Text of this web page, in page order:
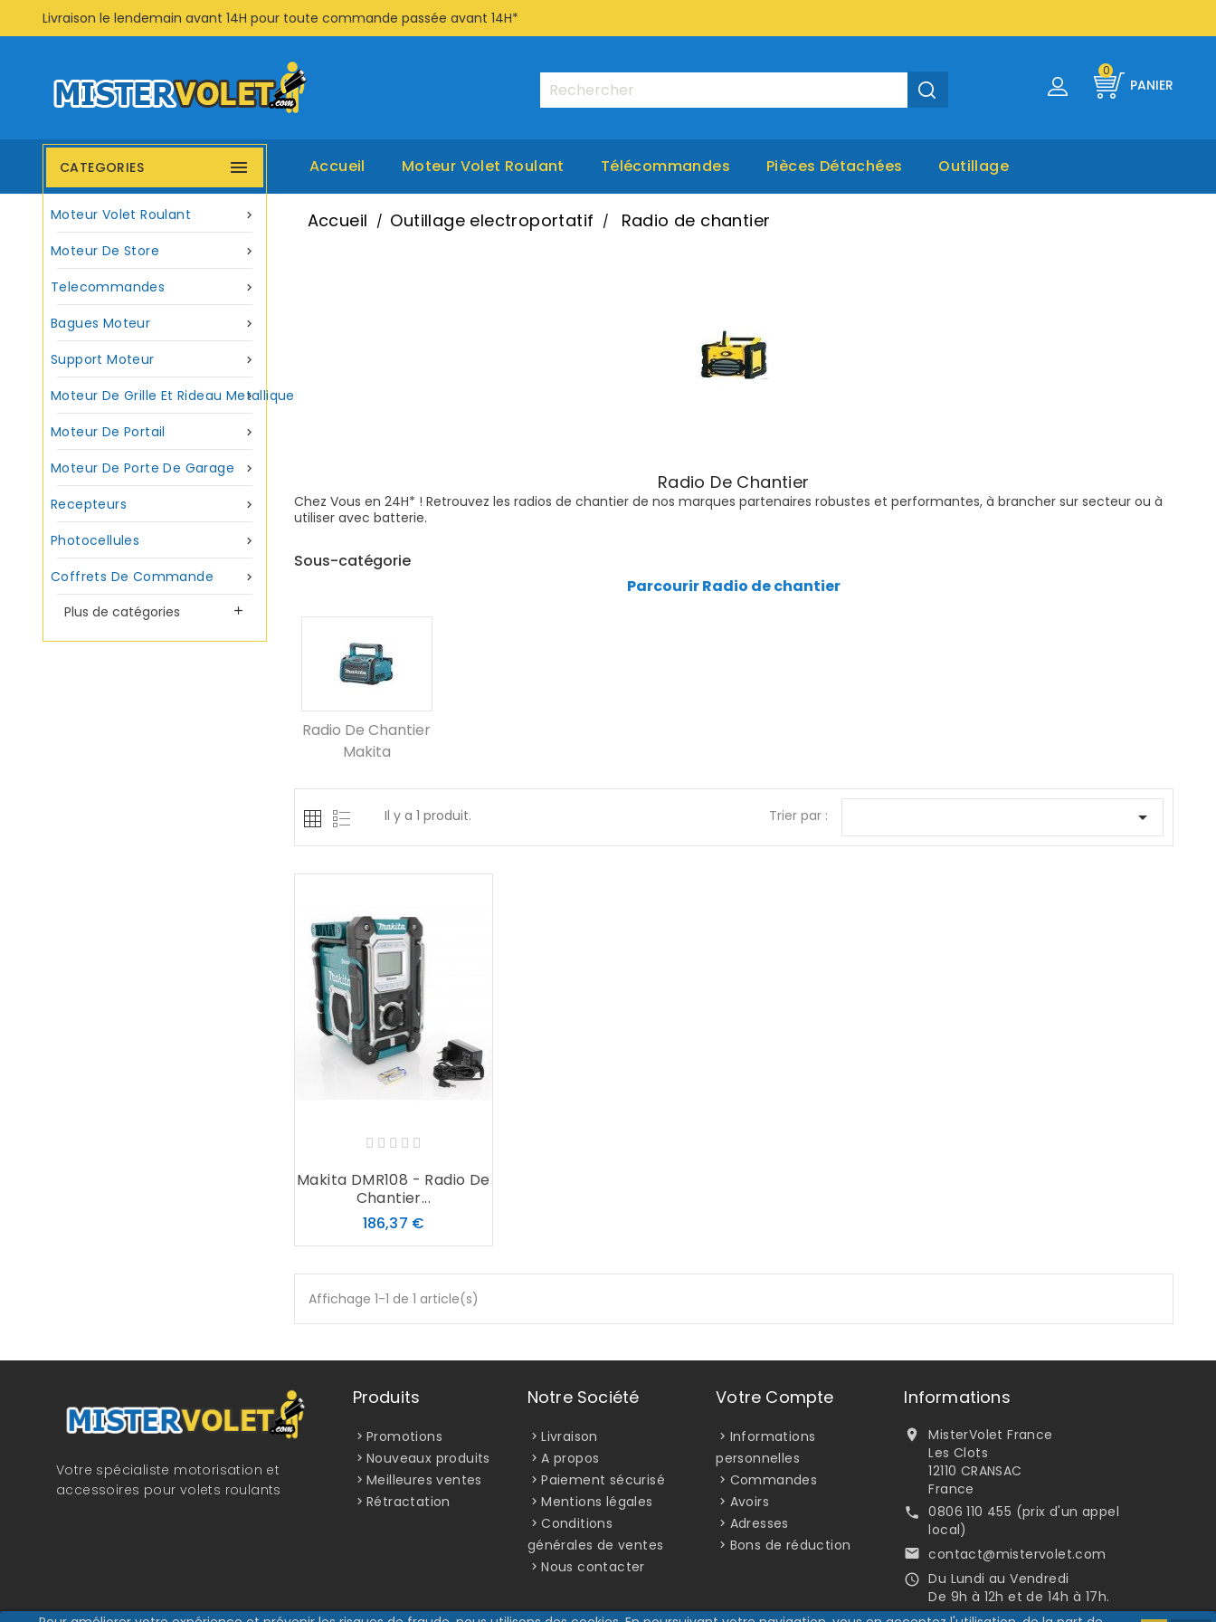
Livraison le lendemain avant 14H pour toute commande passée avant 14H*
PANIER
0
Accueil Moteur Volet Roulant Télécommandes Pièces Détachées Outillage
CATEGORIES 

Moteur Volet Roulant

Moteur De Store

Telecommandes

Bagues Moteur

Support Moteur

Moteur De Grille Et Rideau Metallique

Moteur De Portail

Moteur De Porte De Garage

Recepteurs

Photocellules

Coffrets De Commande
Plus de catégories

Accueil Outillage electroportatif Radio de chantier
Radio De Chantier
Chez Vous en 24H* ! Retrouvez les radios de chantier de nos marques partenaires robustes et performantes, à brancher sur secteur ou à
utiliser avec batterie.
Sous-catégorie
Parcourir Radio de chantier
Radio De Chantier
Makita
Il y a 1 produit. Trier par : 
Makita DMR108 - Radio De
Chantier...
186,37 €
Affichage 1-1 de 1 article(s)
Votre spécialiste motorisation et
accessoires pour volets roulants
Produits
Promotions
Nouveaux produits
Meilleures ventes
Rétractation
Notre Société
Livraison
A propos
Paiement sécurisé
Mentions légales
Conditions
générales de ventes
Nous contacter
Votre Compte
Informations
personnelles
Commandes
Avoirs
Adresses
Bons de réduction
Informations

MisterVolet France
Les Clots
12110 CRANSAC
France

0806 110 455 (prix d'un appel
local)
 contact@mistervolet.com
 Du Lundi au Vendredi
De 9h à 12h et de 14h à 17h.